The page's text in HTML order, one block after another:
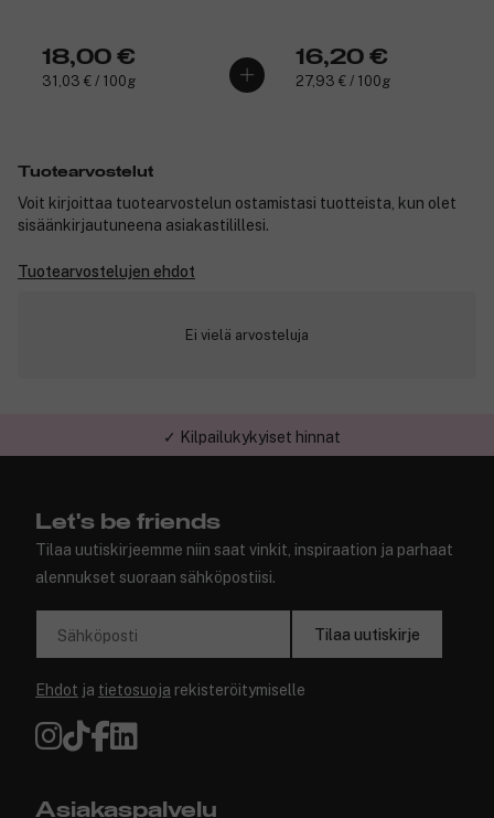
18,00 €
31,03 € / 100g
16,20 €
27,93 € / 100g
Tuotearvostelut
Voit kirjoittaa tuotearvostelun ostamistasi tuotteista, kun olet
sisäänkirjautuneena asiakastilillesi.
Tuotearvostelujen ehdot
Ei vielä arvosteluja
✓ Kilpailukykyiset hinnat
Let's be friends
Tilaa uutiskirjeemme niin saat vinkit, inspiraation ja parhaat
alennukset suoraan sähköpostiisi.
Sähköposti Tilaa uutiskirje
Ehdot ja tietosuoja rekisteröitymiselle
Asiakaspalvelu